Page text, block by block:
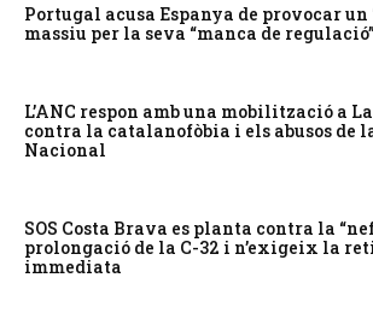
Portugal acusa Espanya de provocar un
massiu per la seva “manca de
L’ANC respon amb una mobilització a
contra la catalanofòbia i els abusos de
Nacional
SOS Costa Brava es planta contra la
prolongació de la C-32 i n’exigeix la
immediata